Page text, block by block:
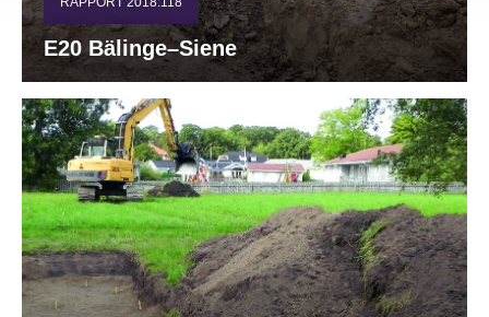
E20 Bälinge–Siene